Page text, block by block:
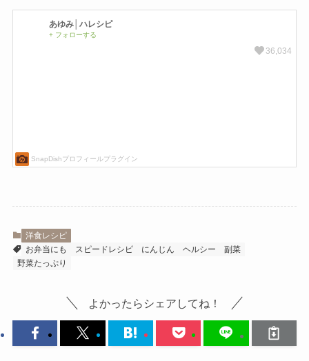
洋食レシピ
お弁当にも
スピードレシピ にんじん ヘルシー
副菜
野菜たっぷり
よかったらシェアしてね！